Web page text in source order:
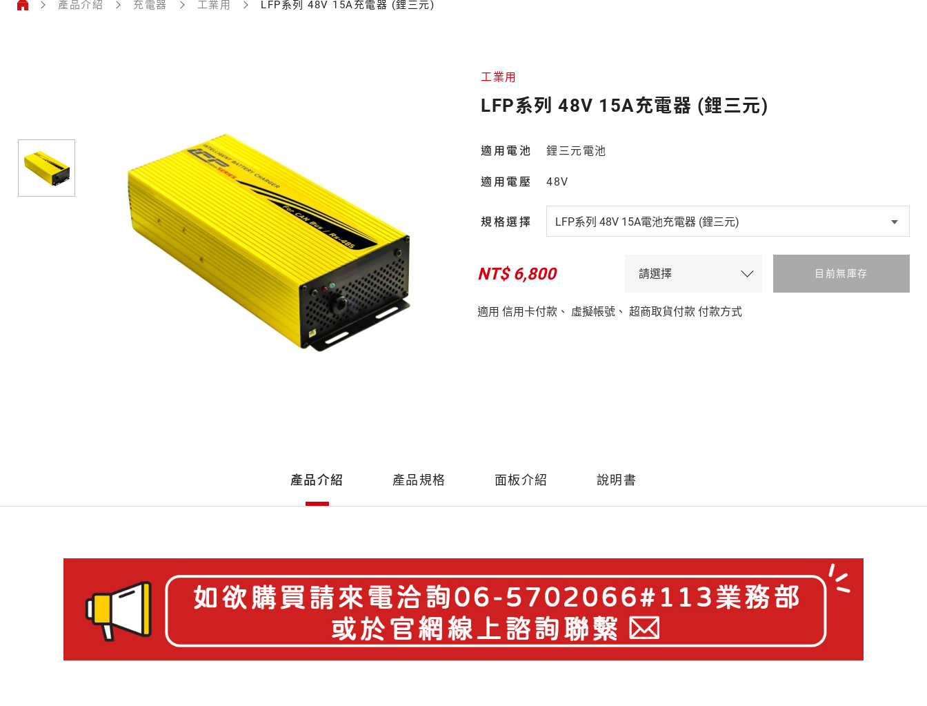
產品介紹 充電器 工業用 LFP系列 48V 15A充電器 (鋰三元)
工業用
LFP系列 48V 15A充電器 (鋰三元)
適用電池 鋰三元電池
適用電壓 48V
規格選擇
NT$ 6,800 目前無庫存
適用 信用卡付款、 虛擬帳號、 超商取貨付款 付款方式
細
產品介紹 產品規格 面板介紹 說明書